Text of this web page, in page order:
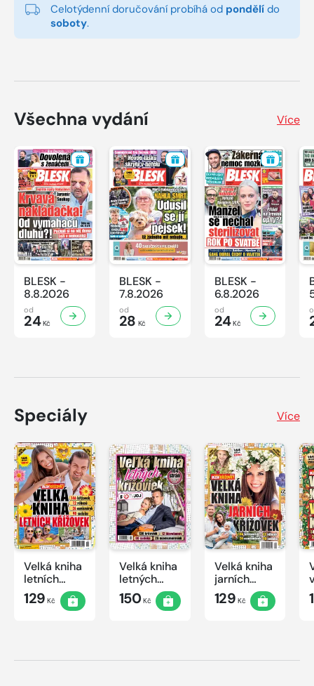
Celotýdenní doručování probíhá od pondělí do
soboty.
Všechna vydání Více
BLESK -
8.8.2026
od
24Kč
BLESK -
7.8.2026
od
28 Kč
BLESK -
6.8.2026
od
24Kč
Speciály Více
Velká kniha
letních
křížovek
2026
129 Kč
Velká kniha
letných
krížoviek s
TV JOJ
150Kč
Velká kniha
jarních
křížovek
2026
129 Kč